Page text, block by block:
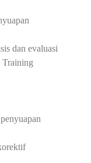
dan evaluasi